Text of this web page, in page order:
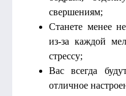
свершениям;
Станете менее
из-за каждой
стрессу;
Вас всегда
отличное